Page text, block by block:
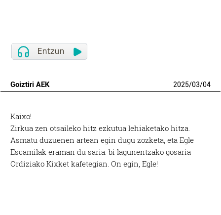
Goiztiri AEK 2025/03/04
Kaixo!
Zirkua zen otsaileko hitz ezkutua lehiaketako hitza.
Asmatu duzuenen artean egin dugu zozketa, eta Egle
Escamilak eraman du saria: bi lagunentzako gosaria
Ordiziako Kixket kafetegian. On egin, Egle!